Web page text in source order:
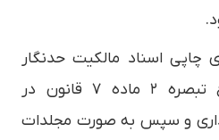
چاپی اسناد مالکیت حدنگار
صادر شده موضوع تبصره ۲ ماده ۷ قانون در
و سپس به صورت مجلدات